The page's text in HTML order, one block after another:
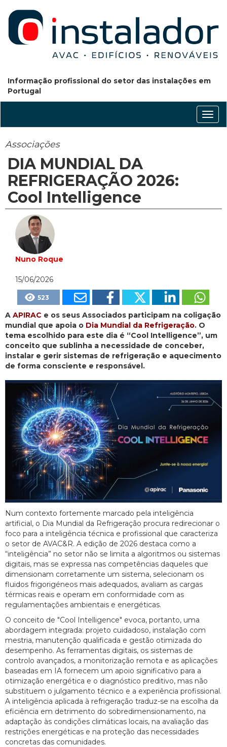
Informação profissional do setor das instalações em
Portugal
Associações
DIA MUNDIAL DA
REFRIGERAÇÃO 2026:
Cool Intelligence
Nuno Roque
15/06/2026
523
A APIRAC e os seus Associados participam na coligação
mundial que apoia o Dia Mundial da Refrigeração. O
tema escolhido para este dia é “Cool Intelligence”, um
conceito que sublinha a necessidade de conceber,
instalar e gerir sistemas de refrigeração e aquecimento
de forma consciente e responsável.
Num contexto fortemente marcado pela inteligência
artificial, o Dia Mundial da Refrigeração procura redirecionar o
foco para a inteligência técnica e profissional que caracteriza
o setor de AVAC&R. A edição de 2026 destaca como a
“inteligência” no setor não se limita a algoritmos ou sistemas
digitais, mas se expressa nas competências daqueles que
dimensionam corretamente um sistema, selecionam os
fluidos frigorigéneos mais adequados, avaliam as cargas
térmicas reais e operam em conformidade com as
regulamentações ambientais e energéticas.
O conceito de "Cool Intelligence" evoca, portanto, uma
abordagem integrada: projeto cuidadoso, instalação com
mestria, manutenção qualificada e gestão otimizada do
desempenho. As ferramentas digitais, os sistemas de
controlo avançados, a monitorização remota e as aplicações
baseadas em IA fornecem um apoio significativo para a
otimização energética e o diagnóstico preditivo, mas não
substituem o julgamento técnico e a experiência profissional.
A inteligência aplicada à refrigeração traduz-se na escolha da
eficiência em detrimento do sobredimensionamento, na
adaptação às condições climáticas locais, na avaliação das
restrições energéticas e na proteção das necessidades
concretas das comunidades.